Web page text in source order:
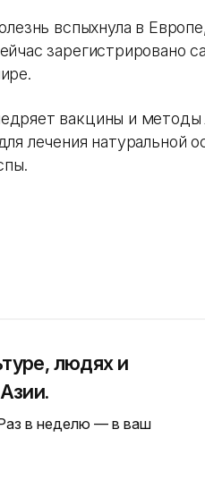
вспыхнула в
зарегистрировано
вакцины и методы
лечения натуральной
людях и
в неделю — в ваш